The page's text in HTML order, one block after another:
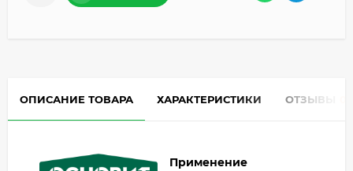
ОПИСАНИЕ ТОВАРА ХАРАКТЕРИСТИКИ ОТЗЫВЫ
Применение